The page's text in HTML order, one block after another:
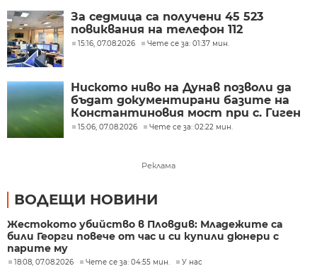
За седмица са получени 45 523
повиквания на телефон 112
15:16, 07.08.2026 Чете се за: 01:37 мин.
Ниското ниво на Дунав позволи да
бъдат документирани базите на
Константиновия мост при с. Гиген
15:06, 07.08.2026 Чете се за: 02:22 мин.
Реклама
ВОДЕЩИ НОВИНИ
Жестокото убийство в Пловдив: Младежите са
били Георги повече от час и си купили дюнери с
парите му
18:08, 07.08.2026 Чете се за: 04:55 мин. У нас